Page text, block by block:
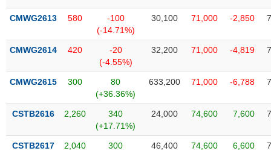
CMWG2613 580
-100
(-14.71%)
30,100 71,000 -2,850
CMWG2614 420
-20
(-4.55%)
32,200 71,000 -4,819
CMWG2615 300
80
(+36.36%)
633,200 71,000 -6,788
CSTB2616 2,260
340
(+17.71%)
24,000 74,600 7,600
CSTB2617 2,040
300
46,400 74,600 6,600
Lãnh
(-)
Người nội bộ Người liên quan
tức
(-)